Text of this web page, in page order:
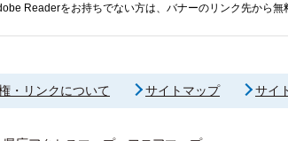
Readerをお持ちでない方は、バナーのリンク先から無
・リンクについて サイトマップ サイ